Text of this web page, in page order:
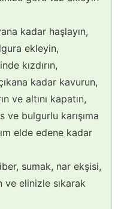
kadar haşlayın,
ekleyin,
kızdırın,
kadar kavurun,
ve altını kapatın,
ve bulgurlu karışıma
elde edene kadar
sumak, nar ekşisi,
elinizle sıkarak